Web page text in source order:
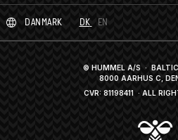
DANMARK DK EN
© HUMMEL A/S ·
8000 AARHUS C,
CVR: 81198411 · ALL